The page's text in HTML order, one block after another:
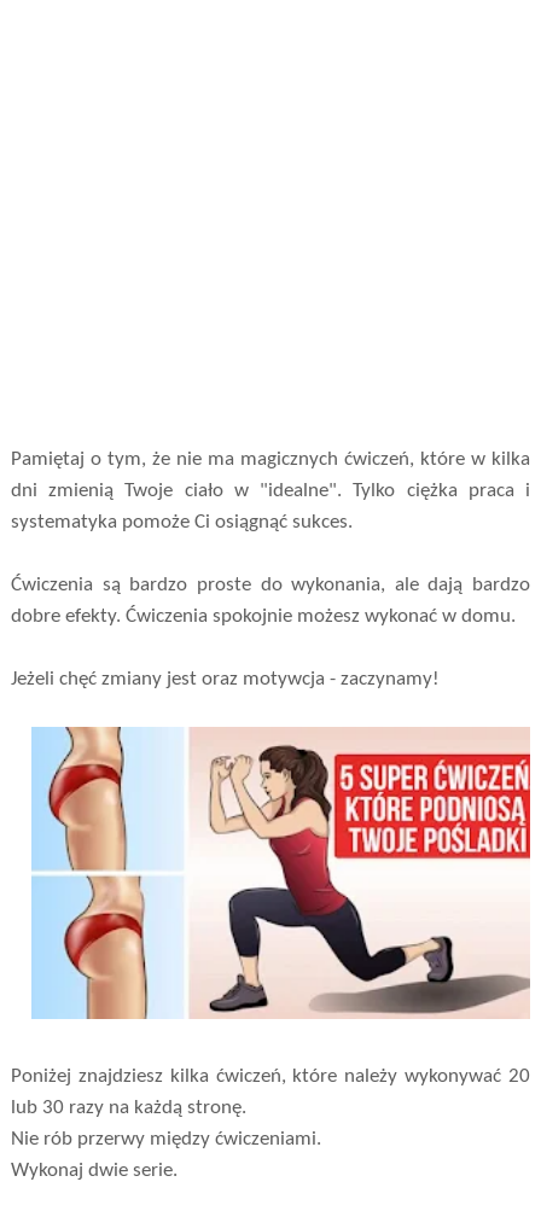
Pamiętaj o tym, że nie ma magicznych ćwiczeń, które w kilka
dni zmienią Twoje ciało w "idealne". Tylko ciężka praca i
systematyka pomoże Ci osiągnąć sukces.
Ćwiczenia są bardzo proste do wykonania, ale dają bardzo
dobre efekty. Ćwiczenia spokojnie możesz wykonać w domu.
Jeżeli chęć zmiany jest oraz motywcja - zaczynamy!
Poniżej znajdziesz kilka ćwiczeń, które należy wykonywać 20
lub 30 razy na każdą stronę.
Nie rób przerwy między ćwiczeniami.
Wykonaj dwie serie.